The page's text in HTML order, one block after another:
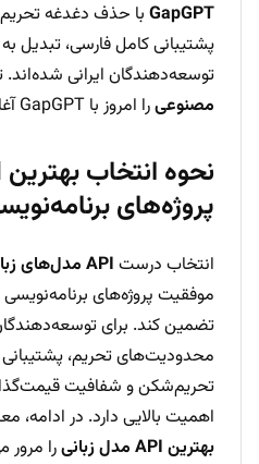
GapGPT با حذف دغدغه
پشتیبانی کامل فارسی، تبدیل
توسعه‌دهندگان ایرانی شده‌اند.
مصنوعیرا امروز با GapGPT آغاز کنید!
پروژه‌های
انتخاب درست API مدل‌های زبانی (LLM API)
موفقیت پروژه‌های
تضمین کند. برای
محدودیت‌های تحریم، پشتیبانی
اهمیت بالایی دارد. در ادامه،
بهترین API مدل زبانی
را مرور